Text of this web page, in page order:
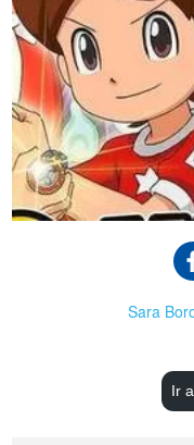
Sara
Ir